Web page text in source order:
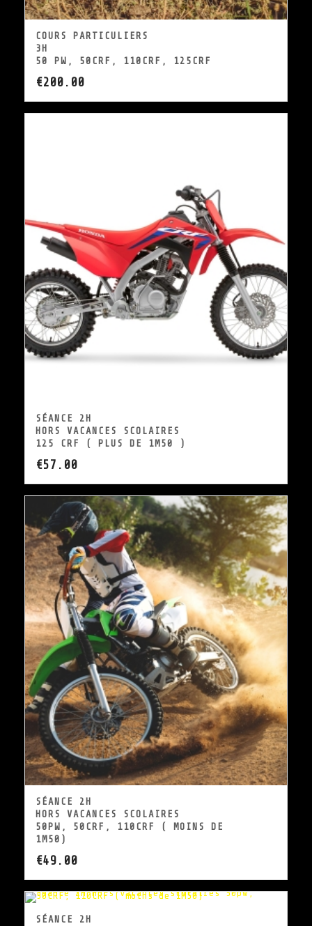
COURS PARTICULIERS
3H
50 PW, 50CRF, 110CRF, 125CRF
€200.00
SÉANCE 2H
HORS VACANCES SCOLAIRES
125 CRF ( PLUS DE 1M50 )
€57.00
SÉANCE 2H
HORS VACANCES SCOLAIRES
50PW, 50CRF, 110CRF ( MOINS DE
1M50)
€49.00
SÉANCE 2H